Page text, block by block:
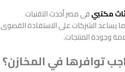
مكتبيفى مصر أحدث التقنيات
يساعد الشركات على الاستفادة القصوى
وجودة المنتجات.
توافرها في المخازن؟